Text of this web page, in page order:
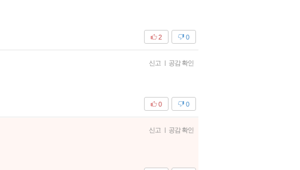
0
2
신고 | 공감 확인
0
0
신고 | 공감 확인